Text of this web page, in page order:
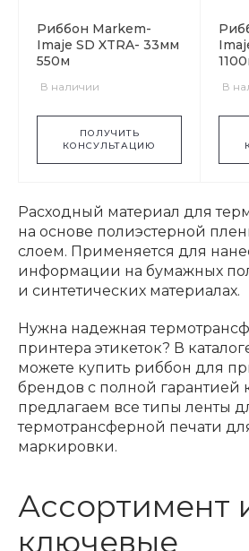
Риббон Markem-
Imaje SD XTRA- 33мм
550м
В наличии
ПОЛУЧИТЬ
КОНСУЛЬТАЦИЮ
В
Расходный материал для
на основе полиэстерной
слоем. Применяется для
информации на бумажных
и синтетических материалах.
Нужна надежная
принтера этикеток? В
можете купить риббон для
брендов с полной гарантией
предлагаем все типы ленты
термотрансферной печати
маркировки.
Ассортимент
ключевые